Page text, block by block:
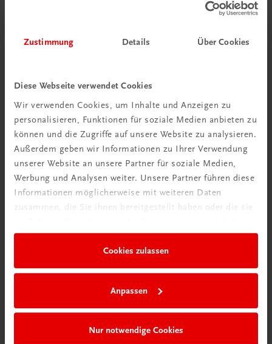
Zustimmung Details Über Cookies
Diese Webseite verwendet Cookies
Wir verwenden Cookies, um Inhalte und Anzeigen zu
personalisieren, Funktionen für soziale Medien anbieten zu
können und die Zugriffe auf unsere Website zu analysieren.
Außerdem geben wir Informationen zu Ihrer Verwendung
unserer Website an unsere Partner für soziale Medien,
Werbung und Analysen weiter. Unsere Partner führen diese
Informationen möglicherweise mit weiteren Daten
zusammen, die Sie ihnen bereitgestellt haben oder die sie
Cookies zulassen
Anpassen
Nur notwendige Cookies